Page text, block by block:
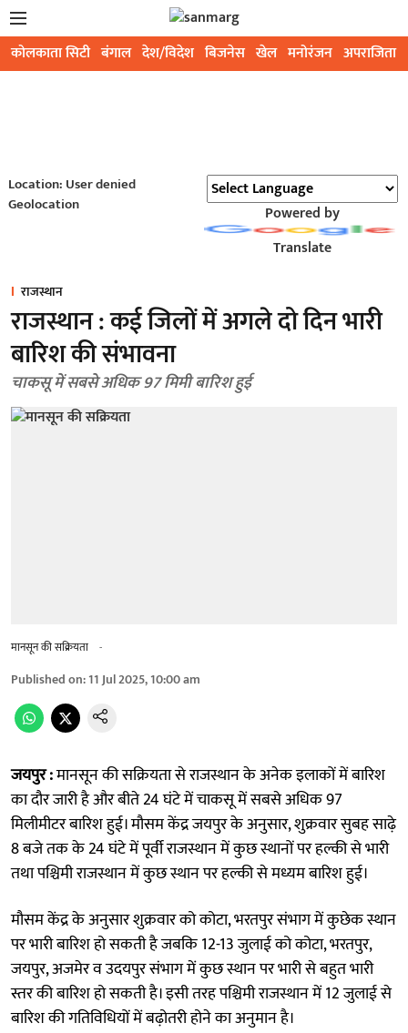
कोलकाता सिटी बंगाल देश/विदेश बिजनेस खेल मनोरंजन अपराजिता
Location: User denied
Geolocation
Powered by
Translate
राजस्थान
राजस्थान : कई जिलों में अगले दो दिन भारी
बारिश की संभावना
चाकसू में सबसे अधिक 97 मिमी बारिश हुई
मानसून की सक्रियता -
Published on:11 Jul 2025, 10:00 am
जयपुर :मानसून की सक्रियता से राजस्थान के अनेक इलाकों में बारिश
का दौर जारी है और बीते 24 घंटे में चाकसू में सबसे अधिक 97
मिलीमीटर बारिश हुई। मौसम केंद्र जयपुर के अनुसार, शुक्रवार सुबह साढ़े
8 बजे तक के 24 घंटे में पूर्वी राजस्थान में कुछ स्थानों पर हल्की से भारी
तथा पश्चिमी राजस्थान में कुछ स्थान पर हल्की से मध्यम बारिश हुई।
मौसम केंद्र के अनुसार शुक्रवार को कोटा, भरतपुर संभाग में कुछेक स्थान
पर भारी बारिश हो सकती है जबकि 12-13 जुलाई को कोटा, भरतपुर,
जयपुर, अजमेर व उदयपुर संभाग में कुछ स्थान पर भारी से बहुत भारी
स्तर की बारिश हो सकती है। इसी तरह पश्चिमी राजस्थान में 12 जुलाई से
बारिश की गतिविधियों में बढ़ोतरी होने का अनुमान है।